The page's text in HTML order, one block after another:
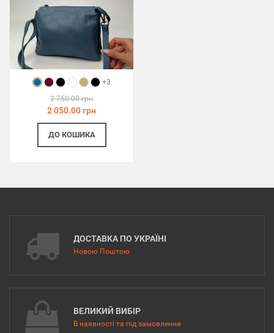
+3
2 750.00 грн
2 050.00 грн
ДО КОШИКА
ДОСТАВКА ПО УКРАЇНІ
Новою Поштою
ВЕЛИКИЙ ВИБІР
В наявності та під замовлення